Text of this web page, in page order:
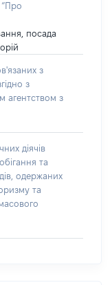
“Про
посада
з
з
агентством з
діячів
та
одержаних
та